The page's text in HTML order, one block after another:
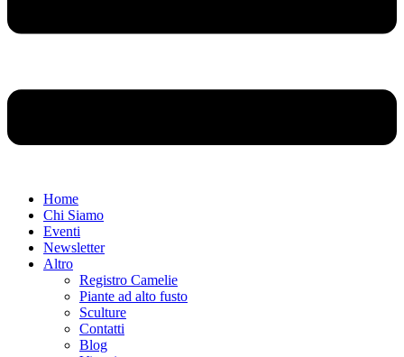
Home
Chi Siamo
Eventi
Newsletter
Altro
Registro Camelie
Piante ad alto fusto
Sculture
Contatti
Blog